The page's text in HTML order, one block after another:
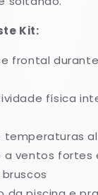
Kit:
frontal
física
temperaturas
a ventos fortes